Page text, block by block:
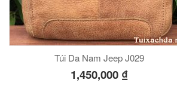
Túi Da Nam Jeep J029
1,450,000 ₫